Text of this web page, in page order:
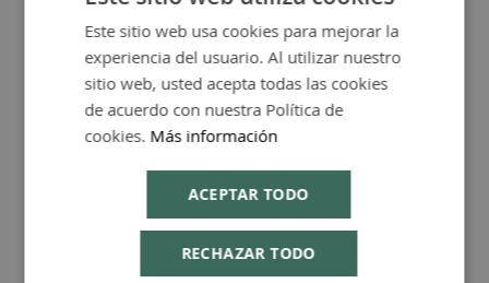
SPANISH
ENGLISH
Este sitio web usa cookies para mejorar la
experiencia del usuario. Al utilizar nuestro
sitio web, usted acepta todas las cookies
de acuerdo con nuestra Política de
cookies. Más información
ACEPTAR TODO
RECHAZAR TODO